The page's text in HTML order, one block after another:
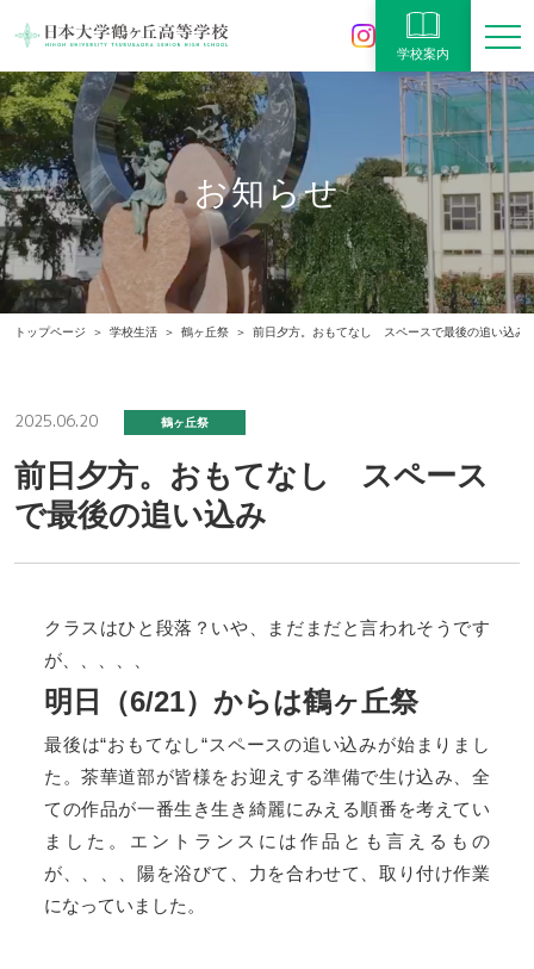
学校案内
お知らせ
トップページ 学校生活 鶴ヶ丘祭 前日夕方。おもてなし スペースで最後の追い込み
2025.06.20 鶴ヶ丘祭
前日夕方。おもてなし スペース
で最後の追い込み
クラスはひと段落？いや、まだまだと言われそうです
が、、、、、
明日（6/21）からは鶴ヶ丘祭
最後は“おもてなし“スペースの追い込みが始まりまし
た。茶華道部が皆様をお迎えする準備で生け込み、全
ての作品が一番生き生き綺麗にみえる順番を考えてい
ました。エントランスには作品とも言えるもの
が、、、、陽を浴びて、力を合わせて、取り付け作業
になっていました。